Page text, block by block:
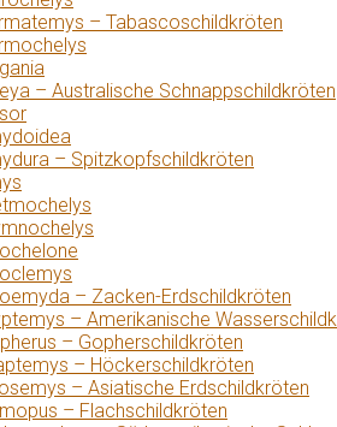
– Tabascoschildkröten
– Australische Schnappschildkröten
– Spitzkopfschildkröten
– Zacken-Erdschildkröten
– Amerikanische
– Gopherschildkröten
– Höckerschildkröten
– Asiatische Erdschildkröten
– Flachschildkröten